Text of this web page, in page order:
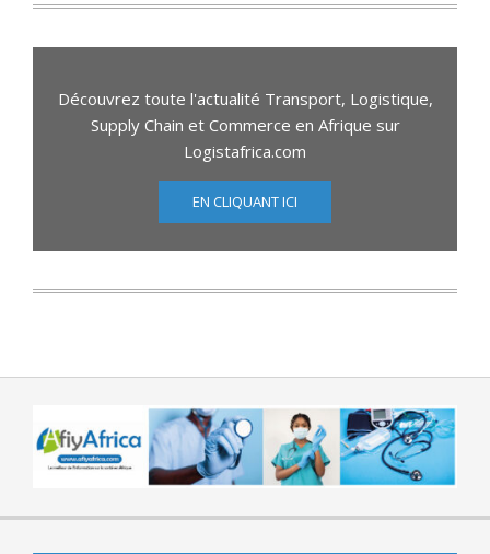
Découvrez toute l'actualité Transport, Logistique,
Supply Chain et Commerce en Afrique sur
Logistafrica.com
EN CLIQUANT ICI